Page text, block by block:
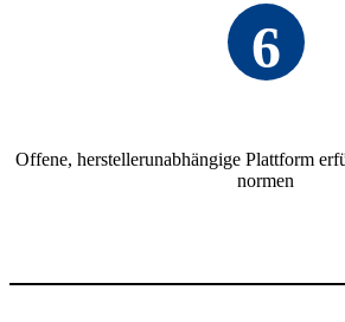
6
Offene, herstel­ler­un­ab­hän­gige Platt­form
normen